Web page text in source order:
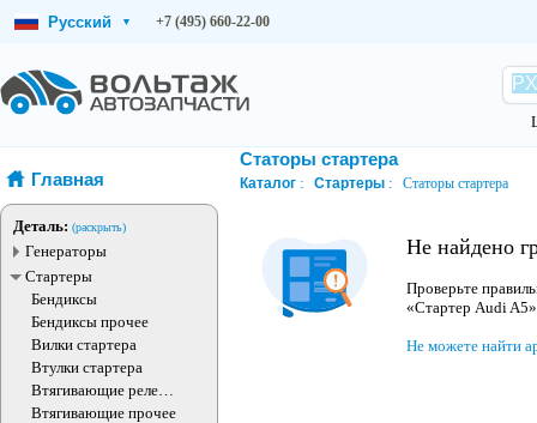
Русский ▾ +7 (495) 660-22-00
Главная
Деталь: (раскрыть)
Генераторы
Стартеры
Бендиксы
Бендиксы прочее
Вилки стартера
Втулки стартера
Втягивающие реле
стартера
Втягивающие прочее
Статоры стартера
Каталог Стартеры Статоры стартера
Не найдено
Проверьте
«Стартер Audi
Не можете найти